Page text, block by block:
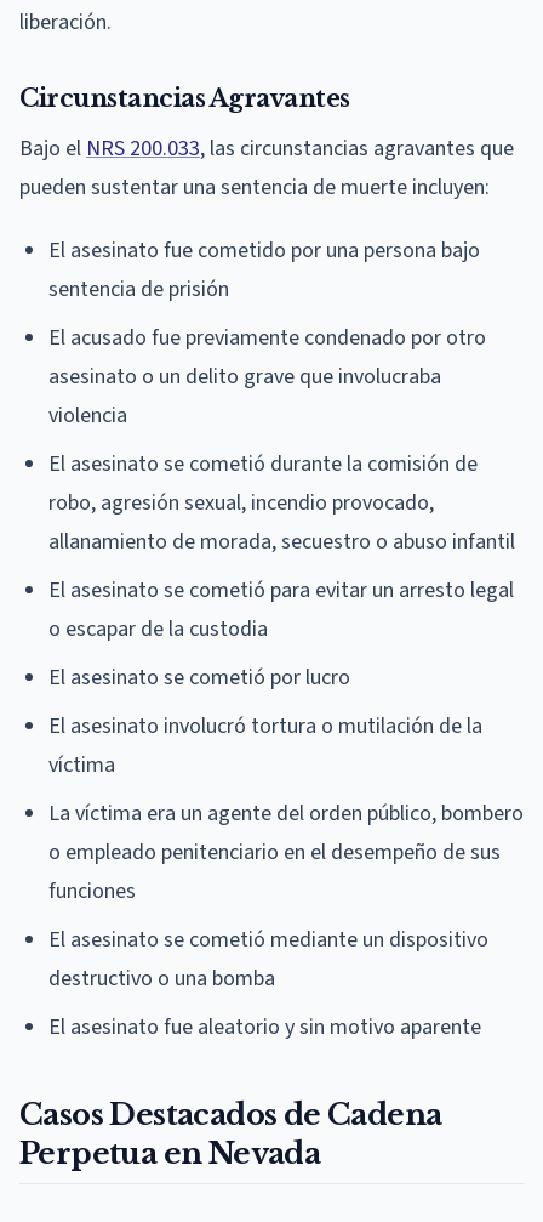
liberación.
Circunstancias Agravantes
Bajo el NRS 200.033, las circunstancias agravantes que
pueden sustentar una sentencia de muerte incluyen:
El asesinato fue cometido por una persona bajo
sentencia de prisión
El acusado fue previamente condenado por otro
asesinato o un delito grave que involucraba
violencia
El asesinato se cometió durante la comisión de
robo, agresión sexual, incendio provocado,
allanamiento de morada, secuestro o abuso infantil
El asesinato se cometió para evitar un arresto legal
o escapar de la custodia
El asesinato se cometió por lucro
El asesinato involucró tortura o mutilación de la
víctima
La víctima era un agente del orden público, bombero
o empleado penitenciario en el desempeño de sus
funciones
El asesinato se cometió mediante un dispositivo
destructivo o una bomba
El asesinato fue aleatorio y sin motivo aparente
Casos Destacados de Cadena
Perpetua en Nevada